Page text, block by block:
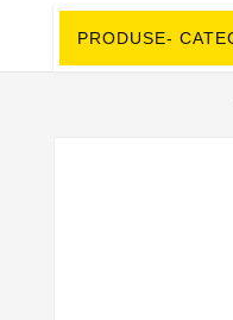
PRODUSE-